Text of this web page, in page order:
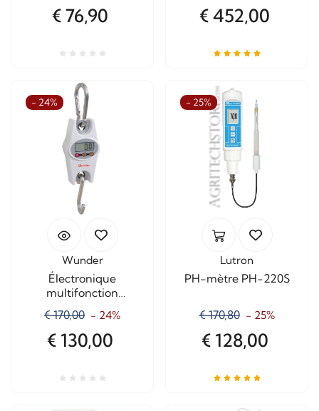
€ 76,90 € 452,00
- 24%
Wunder
Électronique
multifonction
dynamomètre CR40
Capacité Kg. 40
€ 170,00 - 24%
€ 130,00
- 25%
Lutron
PH-mètre PH-220S
€ 170,80 - 25%
€ 128,00